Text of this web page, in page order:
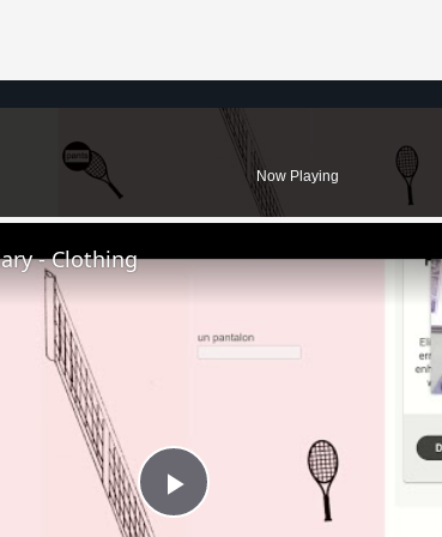
Now Playing
Play
- Clothing